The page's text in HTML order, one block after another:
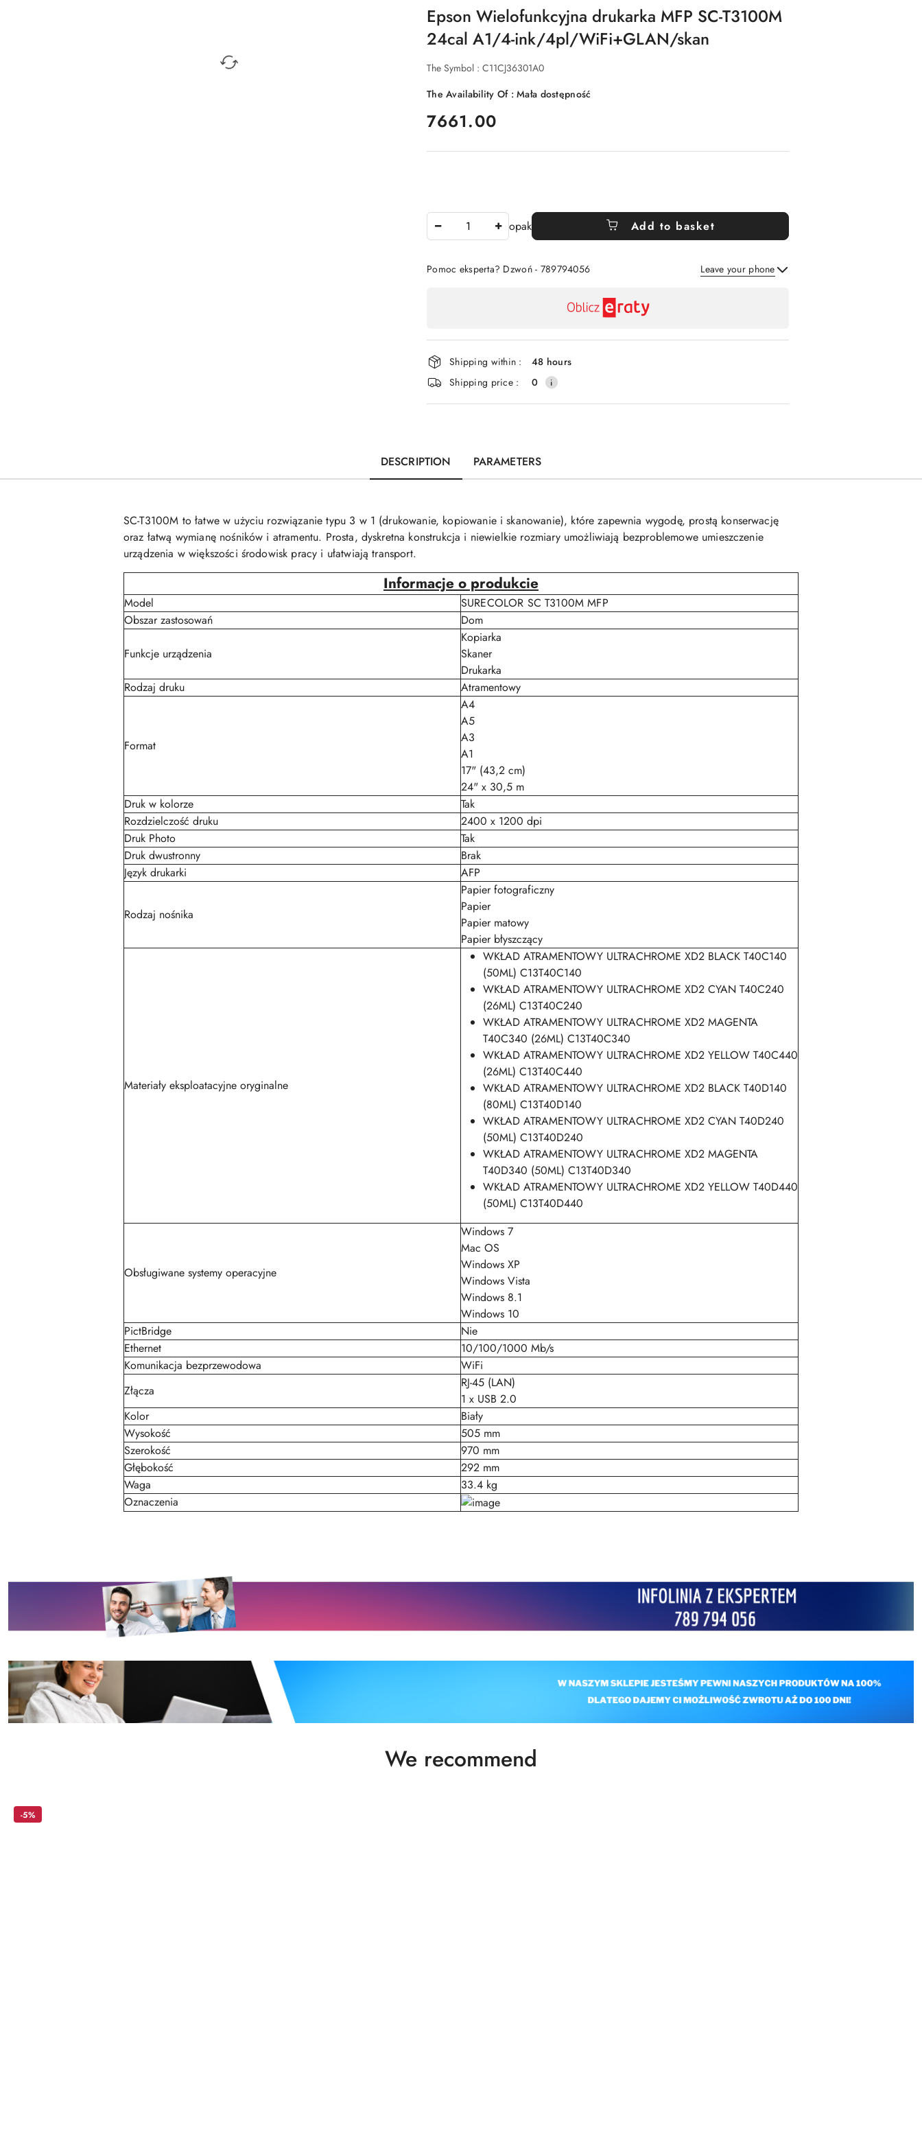
Epson Wielofunkcyjna drukarka MFP SC-T3100M
24cal A1/4-ink/4pl/WiFi+GLAN/skan
The Symbol : C11CJ36301A0
The Availability Of :Mała dostępność
price:
7661.00
Amount
opak Add to basket
Pomoc eksperta? Dzwoń - 789794056 Leave your phone
and
delivery
Shipping within :
48 hours
Shipping price :
0
DESCRIPTION PARAMETERS
SC-T3100M to łatwe w użyciu rozwiązanie typu 3 w 1 (drukowanie, kopiowanie i skanowanie), które zapewnia wygodę, prostą konserwację
oraz łatwą wymianę nośników i atramentu. Prosta, dyskretna konstrukcja i niewielkie rozmiary umożliwiają bezproblemowe umieszczenie
urządzenia w większości środowisk pracy i ułatwiają transport.
Informacje o produkcie
Model
SURECOLOR SC T3100M MFP
Obszar zastosowań
Dom
Funkcje urządzenia
Kopiarka
Skaner
Drukarka
Rodzaj druku
Atramentowy
Format
A4
A5
A3
A1
17" (43,2 cm)
24" x 30,5 m
Druk w kolorze
Tak
Rozdzielczość druku
2400 x 1200 dpi
Druk Photo
Tak
Druk dwustronny
Brak
Język drukarki
AFP
Rodzaj nośnika
Papier fotograficzny
Papier
Papier matowy
Papier błyszczący
Materiały eksploatacyjne oryginalne
WKŁAD ATRAMENTOWY ULTRACHROME XD2 BLACK T40C140
(50ML) C13T40C140
WKŁAD ATRAMENTOWY ULTRACHROME XD2 CYAN T40C240
(26ML) C13T40C240
WKŁAD ATRAMENTOWY ULTRACHROME XD2 MAGENTA
T40C340 (26ML) C13T40C340
WKŁAD ATRAMENTOWY ULTRACHROME XD2 YELLOW T40C440
(26ML) C13T40C440
WKŁAD ATRAMENTOWY ULTRACHROME XD2 BLACK T40D140
(80ML) C13T40D140
WKŁAD ATRAMENTOWY ULTRACHROME XD2 CYAN T40D240
(50ML) C13T40D240
WKŁAD ATRAMENTOWY ULTRACHROME XD2 MAGENTA
T40D340 (50ML) C13T40D340
WKŁAD ATRAMENTOWY ULTRACHROME XD2 YELLOW T40D440
(50ML) C13T40D440
Obsługiwane systemy operacyjne
Windows 7
Mac OS
Windows XP
Windows Vista
Windows 8.1
Windows 10
PictBridge
Nie
Ethernet
10/100/1000 Mb/s
Komunikacja bezprzewodowa
WiFi
Złącza
RJ-45 (LAN)
1 x USB 2.0
Kolor
Biały
Wysokość
505 mm
Szerokość
970 mm
Głębokość
292 mm
Waga
33.4 kg
Oznaczenia
Status
We recommend
-5%